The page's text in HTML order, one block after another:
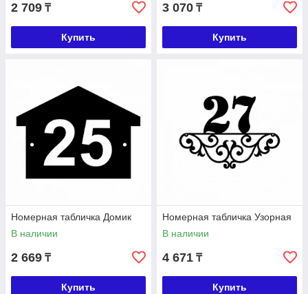
2 709 ₸
Купить
3 070 ₸
Купить
Номерная табличка Домик
В наличии
2 669 ₸
Купить
Номерная табличка Узорная
В наличии
4 671 ₸
Купить